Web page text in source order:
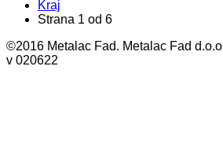
Kraj
Strana 1 od 6
©2016 Metalac Fad. Metalac Fad d.o.o
v 020622